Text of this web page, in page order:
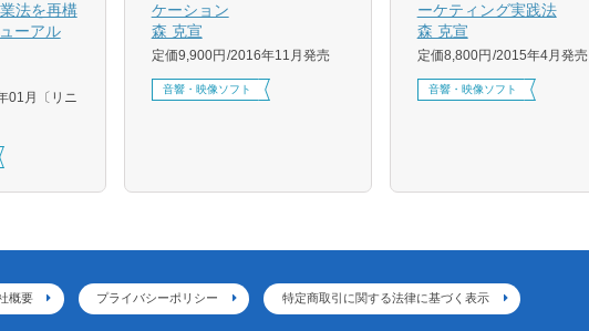
法を再構
ーアル
01月〔リニ
ケーション
森 克宣
定価9,900円 2016年11月発売
音響・映像ソフト
ーケティング実践法
森 克宣
定価8,800円 2015年4月発売
音響・映像ソフト
概要 プライバシーポリシー 特定商取引に関する法律に基づく表示